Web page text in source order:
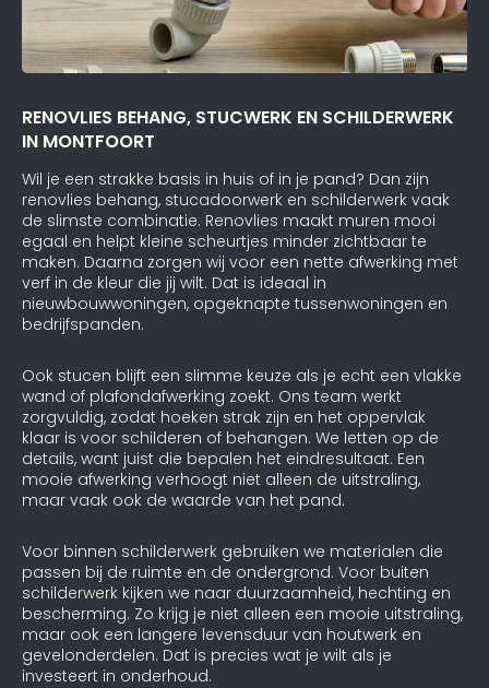
RENOVLIES BEHANG, STUCWERK EN SCHILDERWERK
IN MONTFOORT
Wil je een strakke basis in huis of in je pand? Dan zijn
renovlies behang, stucadoorwerk en schilderwerk vaak
de slimste combinatie. Renovlies maakt muren mooi
egaal en helpt kleine scheurtjes minder zichtbaar te
maken. Daarna zorgen wij voor een nette afwerking met
verf in de kleur die jij wilt. Dat is ideaal in
nieuwbouwwoningen, opgeknapte tussenwoningen en
bedrijfspanden.
Ook stucen blijft een slimme keuze als je echt een vlakke
wand of plafondafwerking zoekt. Ons team werkt
zorgvuldig, zodat hoeken strak zijn en het oppervlak
klaar is voor schilderen of behangen. We letten op de
details, want juist die bepalen het eindresultaat. Een
mooie afwerking verhoogt niet alleen de uitstraling,
maar vaak ook de waarde van het pand.
Voor binnen schilderwerk gebruiken we materialen die
passen bij de ruimte en de ondergrond. Voor buiten
schilderwerk kijken we naar duurzaamheid, hechting en
bescherming. Zo krijg je niet alleen een mooie uitstraling,
maar ook een langere levensduur van houtwerk en
gevelonderdelen. Dat is precies wat je wilt als je
investeert in onderhoud.